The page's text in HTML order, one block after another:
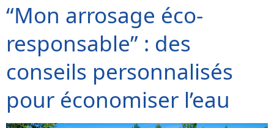
“Mon arrosage éco-
responsable” : des
conseils personnalisés
pour économiser l’eau